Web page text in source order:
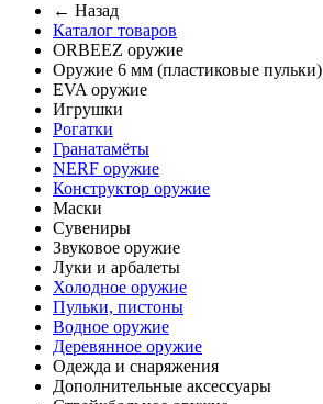
← Назад
Каталог товаров
ORBEEZ оружие
Оружие 6 мм (пластиковые пульки)
EVA оружие
Игрушки
Рогатки
Гранатамёты
NERF оружие
Конструктор оружие
Маски
Сувениры
Звуковое оружие
Луки и арбалеты
Холодное оружие
Пульки, пистоны
Водное оружие
Деревянное оружие
Одежда и снаряжения
Дополнительные аксессуары